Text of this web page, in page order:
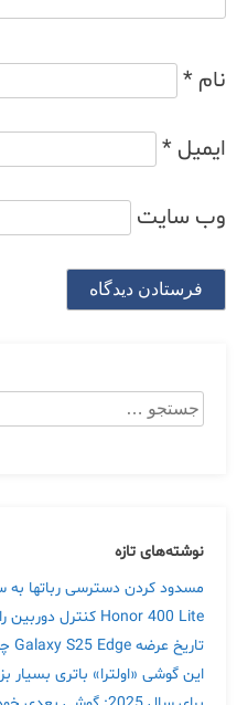
نام *
ایمیل *
وب‌ سایت
جستجو
برای:
نوشته‌های تازه
مسدود کردن دسترسی رباتها به
Honor 400 Lite کنترل دوربین را به گوشی‌های اقتصادی می‌آورد.
تاریخ عرضه Galaxy S25 Edge چه زمانی است
این گوشی «اولترا» باتری بسیار